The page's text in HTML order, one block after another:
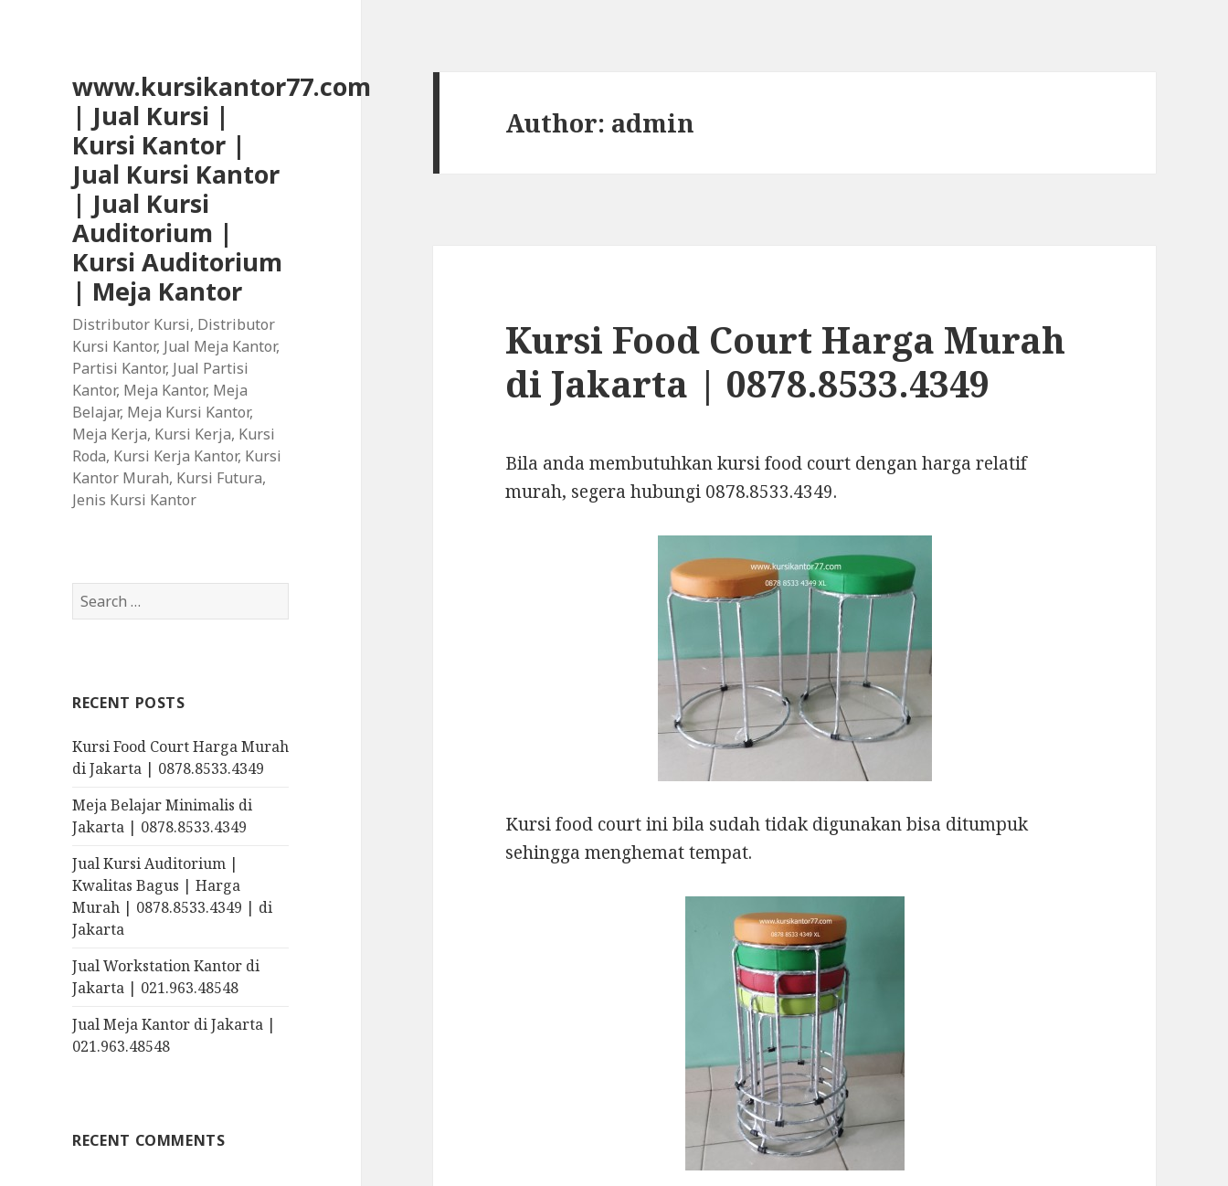
www.kursikantor77.com
| Jual Kursi |
Kursi Kantor |
Jual Kursi Kantor
| Jual Kursi
Auditorium |
Kursi Auditorium
| Meja Kantor
Distributor Kursi, Distributor
Kursi Kantor, Jual Meja Kantor,
Partisi Kantor, Jual Partisi
Kantor, Meja Kantor, Meja
Belajar, Meja Kursi Kantor,
Meja Kerja, Kursi Kerja, Kursi
Roda, Kursi Kerja Kantor, Kursi
Kantor Murah, Kursi Futura,
Jenis Kursi Kantor
S
e
h
o
r
RECENT POSTS
Kursi Food Court Harga Murah
di Jakarta | 0878.8533.4349
Meja Belajar Minimalis di
Jakarta | 0878.8533.4349
Jual Kursi Auditorium |
Kwalitas Bagus | Harga
Murah | 0878.8533.4349 | di
Jakarta
Jual Workstation Kantor di
Jakarta | 021.963.48548
Jual Meja Kantor di Jakarta |
021.963.48548
RECENT COMMENTS
Author: admin
Kursi Food Court Harga Murah
di Jakarta | 0878.8533.4349
Bila anda membutuhkan kursi food court dengan harga relatif
murah, segera hubungi 0878.8533.4349.
Kursi food court ini bila sudah tidak digunakan bisa ditumpuk
sehingga menghemat tempat.